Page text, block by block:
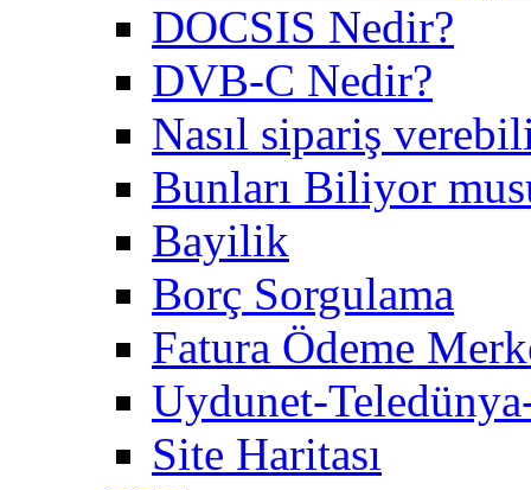
DOCSIS Nedir?
DVB-C Nedir?
Nasıl sipariş
Bunları Biliyor
Bayilik
Borç Sorgulama
Fatura Ödeme
Uydunet-
Site Haritası